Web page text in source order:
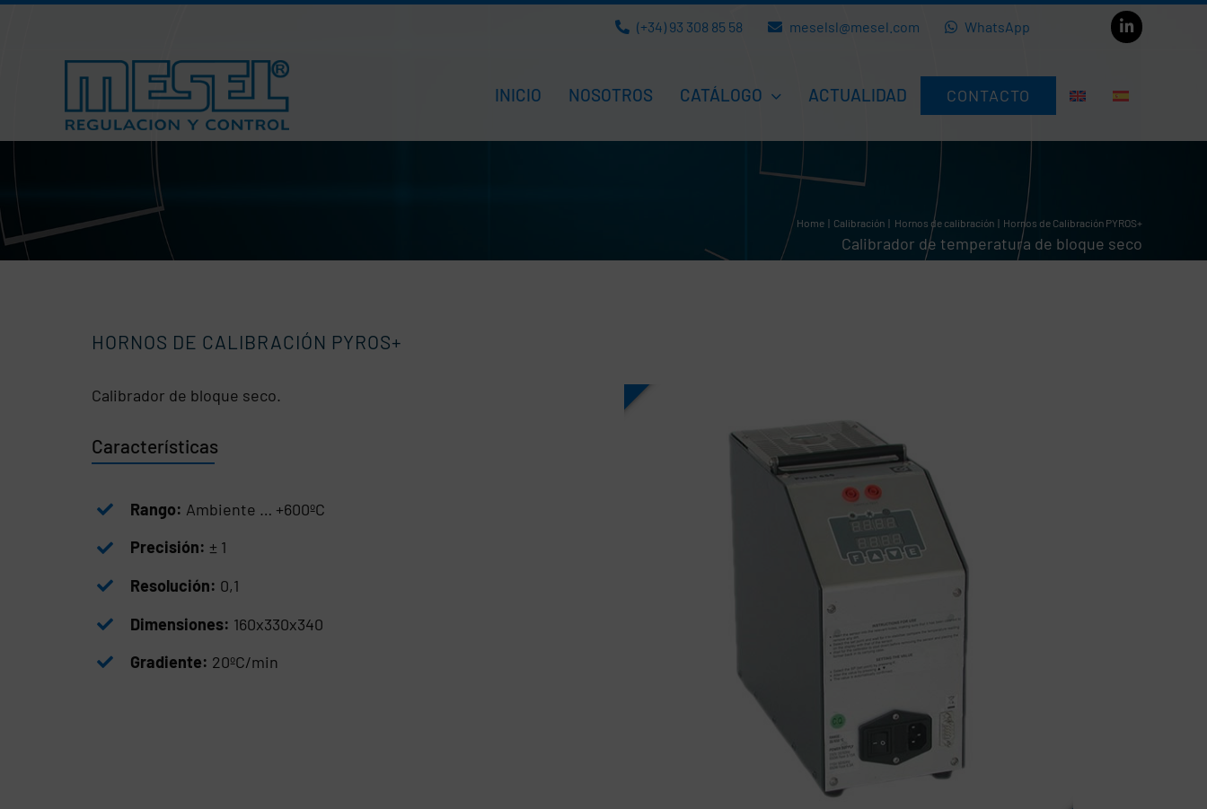
Saltar
(+34) 93 308 85 58 meselsl@mesel.com WhatsApp
INICIO NOSOTROS CATÁLOGO ACTUALIDAD CONTACTO
Home Calibración Hornos de calibración Hornos de Calibración PYROS+
Calibrador de temperatura de bloque seco
HORNOS DE CALIBRACIÓN PYROS+
Calibrador de bloque seco.
Características
Rango: Ambiente … +600ºC
Precisión: ± 1
Resolución: 0,1
Dimensiones: 160x330x340
Gradiente: 20ºC/min